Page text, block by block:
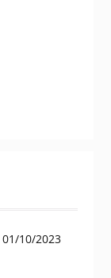
01/10/2023